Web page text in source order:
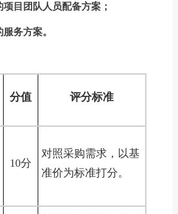
项目团队人员配备方案；
务方案。
分值 评分标准
10分
对照采购需求，以基
准价为标准打分。